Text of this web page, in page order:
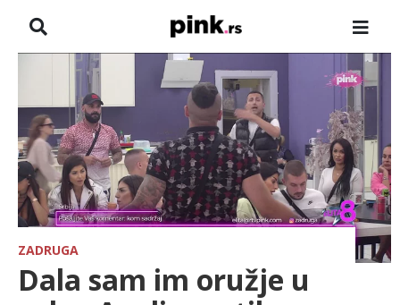
NASLOVNA
VESTI
ZADRUGA
SHOWBIZ
HRONIKA
FARMERI
ZADRUGA
Dala sam im oružje u